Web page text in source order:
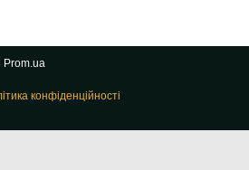
Prom.ua
конфіденційності